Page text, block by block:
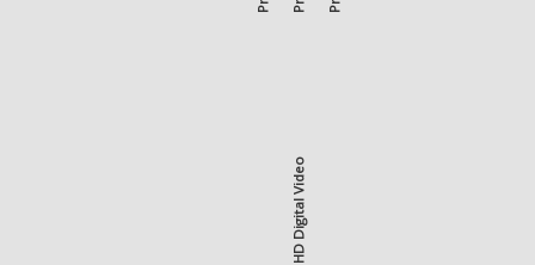
HD Digital Video